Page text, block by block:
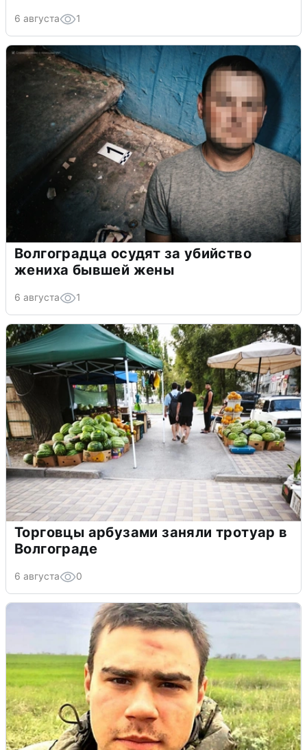
6 августа 1
Волгоградца осудят за убийство
жениха бывшей жены
6 августа 1
Торговцы арбузами заняли тротуар в
Волгограде
6 августа 0